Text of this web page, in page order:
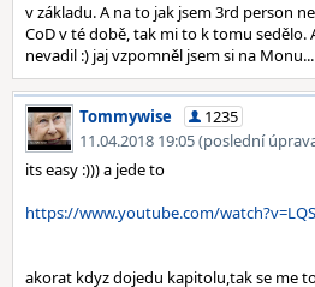
v základu. A na to jak jsem 3rd person
CoD v té době, tak mi to k tomu sedělo.
nevadil :) jaj vzpomněl jsem si na Monu...
Tommywise
1235
11.04.2018 19:05 (poslední
its easy :))) a jede to
https://www.youtube.com/
akorat kdyz dojedu kapitolu,tak se me